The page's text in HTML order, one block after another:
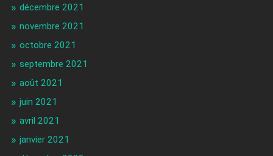
décembre 2021
novembre 2021
octobre 2021
septembre 2021
août 2021
juin 2021
avril 2021
janvier 2021